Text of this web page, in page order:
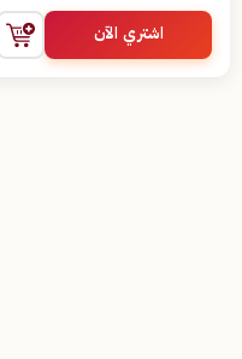
اشتري الآن